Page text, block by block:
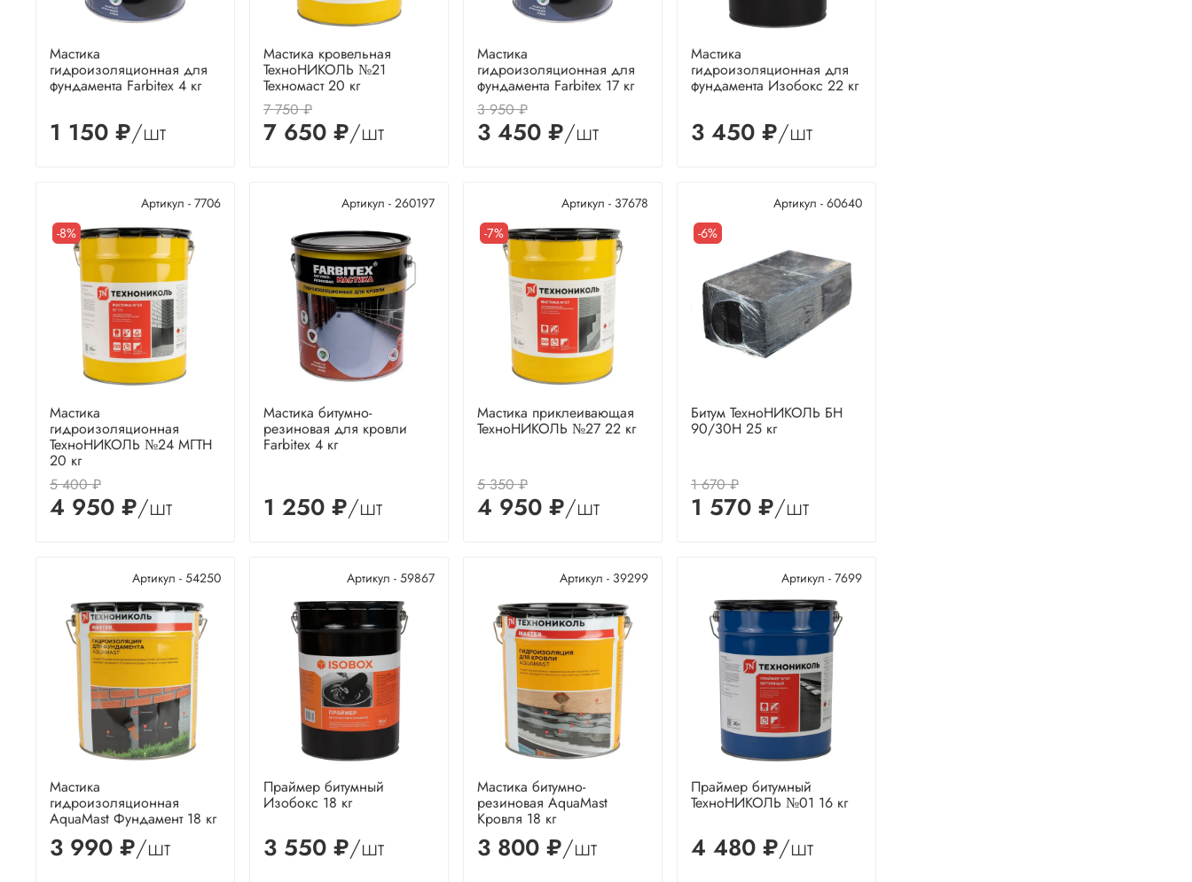
Мастика
гидроизоляционная для
фундамента Farbitex 4 кг
1 150 ₽/шт
Мастика кровельная
ТехноНИКОЛЬ №21
Техномаст 20 кг
7 750 ₽
7 650 ₽/шт
Мастика
гидроизоляционная для
фундамента Farbitex 17 кг
3 950 ₽
3 450 ₽/шт
Мастика
гидроизоляционная для
фундамента Изобокс 22 кг
3 450 ₽/шт
Артикул - 7706
-8%
Мастика
гидроизоляционная
ТехноНИКОЛЬ №24 МГТН
20 кг
5 400 ₽
4 950 ₽/шт
Артикул - 260197
Мастика битумно-
резиновая для кровли
Farbitex 4 кг
1 250 ₽/шт
Артикул - 37678
-7%
Мастика приклеивающая
ТехноНИКОЛЬ №27 22 кг
5 350 ₽
4 950 ₽/шт
Артикул - 60640
-6%
Битум ТехноНИКОЛЬ БН
90/30Н 25 кг
1 670 ₽
1 570 ₽/шт
Артикул - 54250
Мастика
гидроизоляционная
AquaMast Фундамент 18 кг
3 990 ₽/шт
Артикул - 59867
Праймер битумный
Изобокс 18 кг
3 550 ₽/шт
Артикул - 39299
Мастика битумно-
резиновая AquaMast
Кровля 18 кг
3 800 ₽/шт
Артикул - 7699
Праймер битумный
ТехноНИКОЛЬ №01 16 кг
4 480 ₽/шт